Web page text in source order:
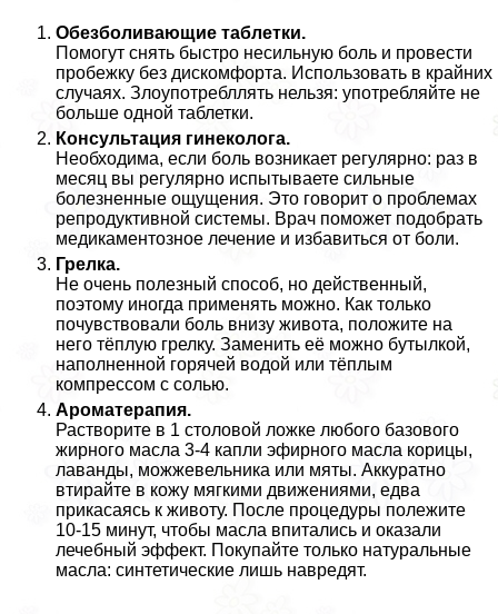
Обезболивающие таблетки.
Помогут снять быстро несильную боль и провести
пробежку без дискомфорта. Использовать в крайних
случаях. Злоупотрeбллять нельзя: употрeбляйте не
больше одной таблетки.
Консультация гинеколога.
Необходима, если боль возникает регулярно: раз в
месяц вы регулярно испытываете сильные
болезненные ощущения. Это говорит о проблемах
репродуктивной системы. Врач поможет подобрать
медикаментозное лечение и избавиться от боли.
Грелка.
Не очень полезный способ, но действенный,
поэтому иногда применять можно. Как только
почувствовали боль внизу живота, положите на
него тёплую грелку. Заменить её можно бутылкой,
наполненной горячей водой или тёплым
компрессом с солью.
Ароматерапия.
Растворите в 1 столовой ложке любого базового
жирного масла 3-4 капли эфирного масла корицы,
лаванды, можжевельника или мяты. Аккуратно
втирайте в кожу мягкими движениями, едва
прикасаясь к животу. После процедуры полежите
10-15 минут, чтобы масла впитались и оказали
лечебный эффект. Покупайте только натуральные
масла: синтетические лишь навредят.